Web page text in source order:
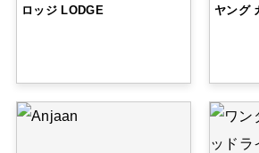
ロッジ LODGE ヤング